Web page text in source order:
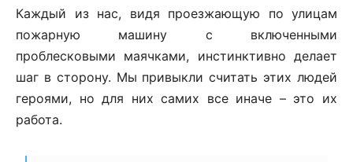
Каждый из нас, видя проезжающую по улицам
пожарную машину с включенными
проблесковыми маячками, инстинктивно делает
шаг в сторону. Мы привыкли считать этих людей
героями, но для них самих все иначе – это их
работа.